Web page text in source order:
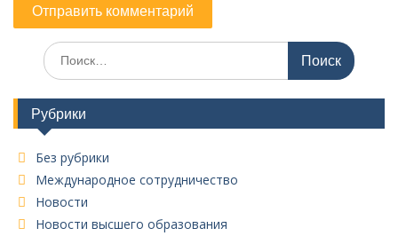
Поиск
по:
Рубрики
Без рубрики
Международное сотрудничество
Новости
Новости высшего образования